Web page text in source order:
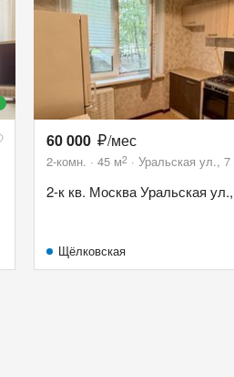
60 000 /мес
2-комн. 45 м2 Уральская ул., 7
2-к кв. Москва Уральская
Щёлковская